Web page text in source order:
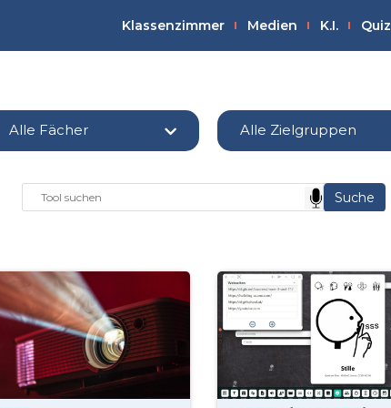
Klassenzimmer Medien K.I. Quiz
Alle Fächer Alle Zielgruppen